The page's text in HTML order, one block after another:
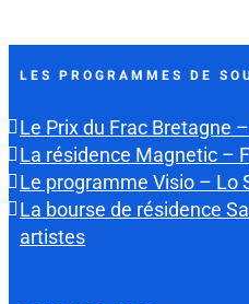
LES PROGRAMMES DE
Le Prix du Frac Bretagne
La résidence Magnetic –
Le programme Visio – Lo
La bourse de résidence
artistes